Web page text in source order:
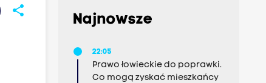
share
Najnowsze
22:05
Prawo łowieckie do poprawki.
Co mogą zyskać mieszkańcy